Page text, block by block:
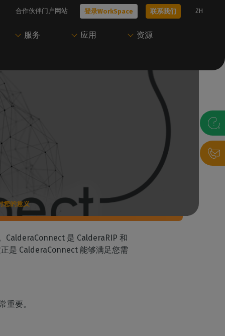
作流
案
服务
技术问题？
我们的所有技术文档
录帮助台
应用 资源
问Caldera
的Caldera 解决方案。
登录WorkSpace
合作伙伴门户网站 登录WorkSpace 联系我们 ZH
您的意义
CalderaConnect 是 CalderaRIP 和
是 CalderaConnect 能够满足您需
重要。